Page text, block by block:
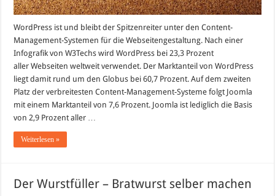
WordPress ist und bleibt der Spitzenreiter unter den Content-
Management-Systemen für die Webseitengestaltung. Nach einer
Infografik von W3Techs wird WordPress bei 23,3 Prozent
aller Webseiten weltweit verwendet. Der Marktanteil von WordPress
liegt damit rund um den Globus bei 60,7 Prozent. Auf dem zweiten
Platz der verbreitesten Content-Management-Systeme folgt Joomla
mit einem Marktanteil von 7,6 Prozent. Joomla ist lediglich die Basis
von 2,9 Prozent aller …
Weiterlesen »
Der Wurstfüller – Bratwurst selber machen